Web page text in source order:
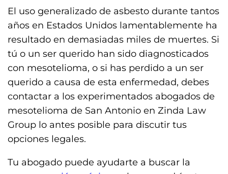
El uso generalizado de asbesto durante tantos
años en Estados Unidos lamentablemente ha
resultado en demasiadas miles de muertes. Si
tú o un ser querido han sido diagnosticados
con mesotelioma, o si has perdido a un ser
querido a causa de esta enfermedad, debes
contactar a los experimentados abogados de
mesotelioma de San Antonio en Zinda Law
Group lo antes posible para discutir tus
opciones legales.
Tu abogado puede ayudarte a buscar la